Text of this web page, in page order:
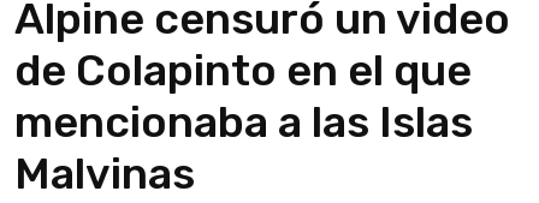
Alpine censuró un video
de Colapinto en el que
mencionaba a las Islas
Malvinas